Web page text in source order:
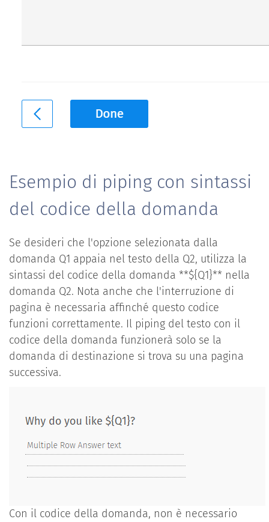
Esempio di piping con sintassi
del codice della domanda
Se desideri che l'opzione selezionata dalla
domanda Q1 appaia nel testo della Q2, utilizza la
sintassi del codice della domanda **${Q1}** nella
domanda Q2. Nota anche che l'interruzione di
pagina è necessaria affinché questo codice
funzioni correttamente. Il piping del testo con il
codice della domanda funzionerà solo se la
domanda di destinazione si trova su una pagina
successiva.
Con il codice della domanda, non è necessario